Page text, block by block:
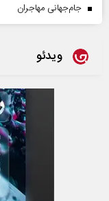
جام‌جهانی مهاجران
ویدئو